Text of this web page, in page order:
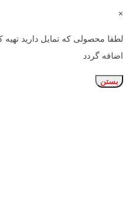
×
لطفا محصولی که تمایل دارید تهیه
اضافه گردد
بستن